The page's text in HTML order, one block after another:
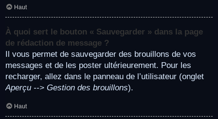
Haut
À quoi sert le bouton « Sauvegarder » dans la page
de rédaction de message ?
Il vous permet de sauvegarder des brouillons de vos
messages et de les poster ultérieurement. Pour les
recharger, allez dans le panneau de l’utilisateur (onglet
Aperçu --> Gestion des brouillons).
Haut